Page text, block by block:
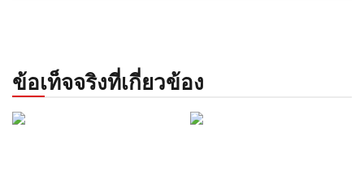
ข้อเท็จจริงที่เกี่ยวข้อง